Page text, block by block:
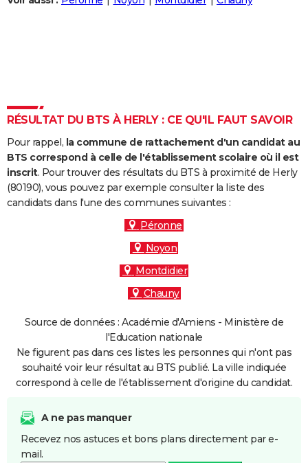
Carte de Noël
Carte Bonne année
Carte Saint-Valentin
Carte Pâques
Carte d'anniversaire
Dictionnaire
Biographies
Citations
Expressions
Proverbes
PROGRAMME TV
COPAINS D'AVANT
S'inscrire
Se connecter
Lycées
Collèges
Primaires
Universités
Entreprises
Service militaire
Avis de recherche
RÉSULTAT DU BTS À HERLY : CE QU'IL FAUT SAVOIR
Pour rappel, la commune de rattachement d'un candidat au
BTS correspond à celle de l'établissement scolaire où il est
inscrit. Pour trouver des résultats du BTS à proximité de Herly
(80190), vous pouvez par exemple consulter la liste des
candidats dans l'une des communes suivantes :
Péronne
Noyon
Montdidier
Chauny
Source de données : Académie d'Amiens - Ministère de
l'Education nationale
Ne figurent pas dans ces listes les personnes qui n'ont pas
souhaité voir leur résultat au BTS publié. La ville indiquée
correspond à celle de l'établissement d'origine du candidat.
A ne pas manquer
Recevez nos astuces et bons plans directement par e-
mail.